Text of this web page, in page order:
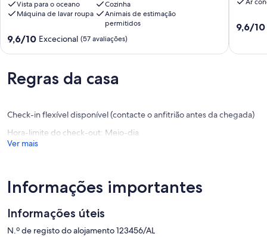
Praia.
2
2
Vista
Praia
Rocha
Vista para o oceano
Cozinha
Máquina de lavar roupa
Animais de estimação
permitidos
Pontuação
de
um
10,
(57
avaliações)
9,6/10 Excecional (57 avaliações)
com
Alvor
Ar
(51
9,6/10
Regras da casa
Check-in flexível disponível (contacte o anfitrião antes da chegada)
Hora-limite do check-out: Meio-dia
Ver mais
Informações importantes
Informações úteis
N.º de registo do alojamento 123456/AL